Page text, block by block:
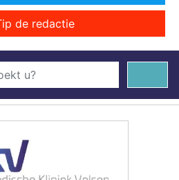
de redactie